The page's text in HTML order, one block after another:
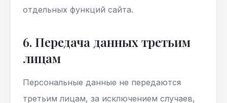
отдельных функций сайта.
6. Передача данных третьим
лицам
Персональные данные не передаются
третьим лицам, за исключением случаев,